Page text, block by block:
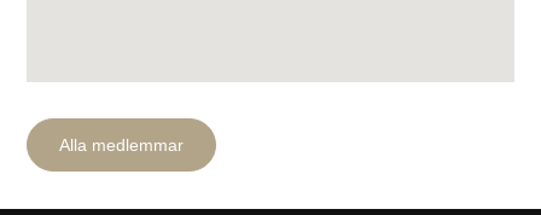
Alla medlemmar